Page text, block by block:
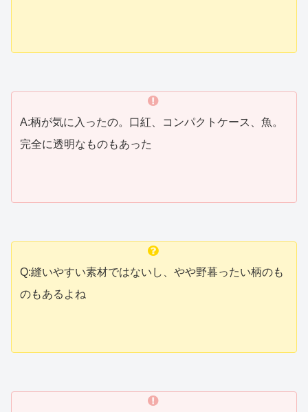
A:柄が気に入ったの。口紅、コンパクトケース、魚。
完全に透明なものもあった
Q:縫いやすい素材ではないし、やや野暮ったい柄のも
のもあるよね